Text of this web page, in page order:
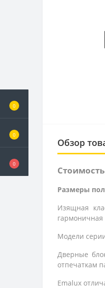
0
0
0
Обзор
Размеры
Изящная
гармоничная
Модели
Дверные
отпечаткам
Emalux